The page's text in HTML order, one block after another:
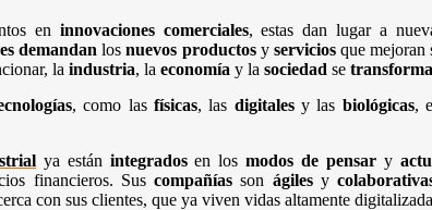
en innovaciones comerciales, estas dan lugar a
demandan losnuevos productosy serviciosque mejoran
laindustria, laeconomía y lasociedad se
, como las físicas, las digitalesy las biológicas,
ya están integradosen losmodos de pensary
financieros. Suscompañías son ágilesy
con sus clientes, que ya viven vidas altamente